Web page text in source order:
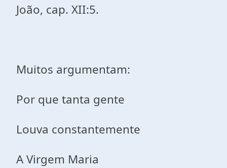
João, cap. XII:5.
Muitos argumentam:
Por que tanta gente
Louva constantemente
A Virgem Maria